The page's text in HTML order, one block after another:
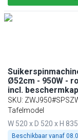
Ø52cm - 950W -
incl. beschermkap
SKU:
Tafelmodel
W 520 x D 520 x H
Beschikbaar vanaf